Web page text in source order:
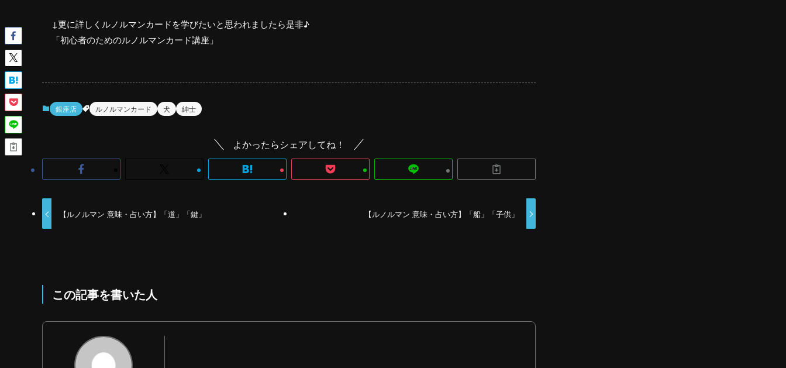
↓更に詳しくルノルマンカードを学びたいと思われましたら是非♪
「初心者のためのルノルマンカード講座」
銀座店 ルノルマンカード 犬 紳士
よかったらシェアしてね！
【ルノルマン 意味・占い方】「道」「鍵」 【ルノルマン 意味・占い方】「船」「子供」
この記事を書いた人